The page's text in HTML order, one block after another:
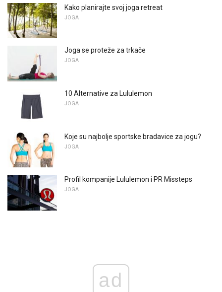
Kako planirajte svoj joga retreat
JOGA
Joga se proteže za trkače
JOGA
10 Alternative za Lululemon
JOGA
Koje su najbolje sportske bradavice za jogu?
JOGA
Profil kompanije Lululemon i PR Missteps
JOGA
ad